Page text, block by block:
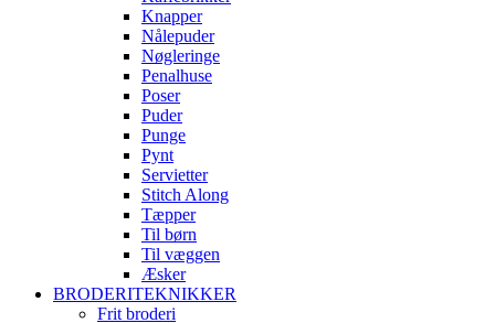
Knapper
Nålepuder
Nøgleringe
Penalhuse
Poser
Puder
Punge
Pynt
Servietter
Stitch Along
Tæpper
Til børn
Til væggen
Æsker
BRODERITEKNIKKER
Frit broderi